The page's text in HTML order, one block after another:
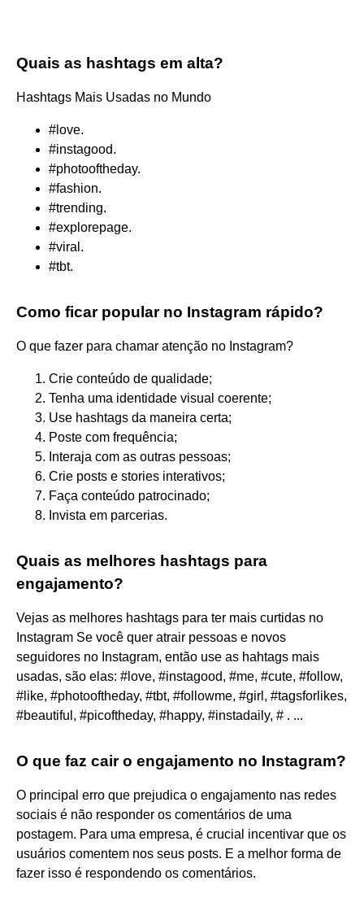
Quais as hashtags em alta?
Hashtags Mais Usadas no Mundo
#love.
#instagood.
#photooftheday.
#fashion.
#trending.
#explorepage.
#viral.
#tbt.
Como ficar popular no Instagram rápido?
O que fazer para chamar atenção no Instagram?
Crie conteúdo de qualidade;
Tenha uma identidade visual coerente;
Use hashtags da maneira certa;
Poste com frequência;
Interaja com as outras pessoas;
Crie posts e stories interativos;
Faça conteúdo patrocinado;
Invista em parcerias.
Quais as melhores hashtags para
engajamento?
Vejas as melhores hashtags para ter mais curtidas no
Instagram Se você quer atrair pessoas e novos
seguidores no Instagram, então use as hahtags mais
usadas, são elas: #love, #instagood, #me, #cute, #follow,
#like, #photooftheday, #tbt, #followme, #girl, #tagsforlikes,
#beautiful, #picoftheday, #happy, #instadaily, # . ...
O que faz cair o engajamento no Instagram?
O principal erro que prejudica o engajamento nas redes
sociais é não responder os comentários de uma
postagem. Para uma empresa, é crucial incentivar que os
usuários comentem nos seus posts. E a melhor forma de
fazer isso é respondendo os comentários.